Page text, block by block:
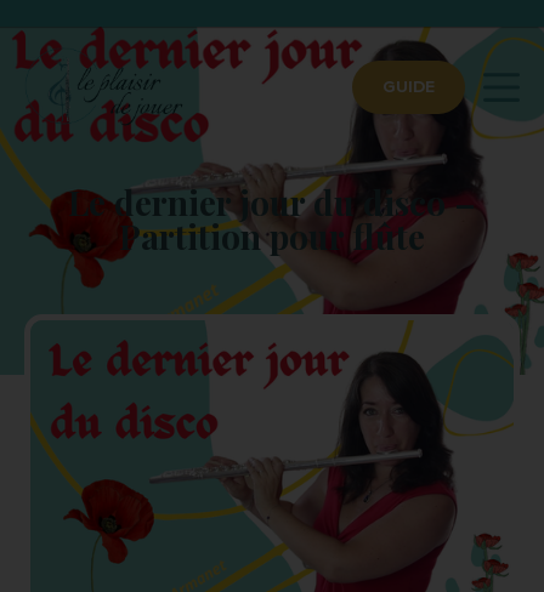
GUIDE
Le dernier jour du disco –
Partition pour flûte